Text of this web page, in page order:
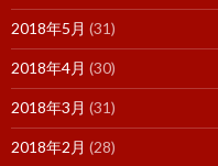
2018年5月 (31)
2018年4月 (30)
2018年3月 (31)
2018年2月 (28)